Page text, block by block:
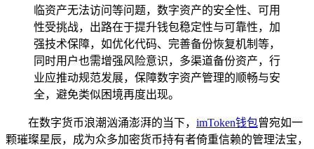
临资产无法访问等问题，数字资产的安全性、可用
性受挑战，出路在于提升钱包稳定性与可靠性，加
强技术保障，如优化代码、完善备份恢复机制等，
同时用户也需增强风险意识，多渠道备份资产，行
业应推动规范发展，保障数字资产管理的顺畅与安
全，避免类似困境再度出现。
在数字货币浪潮汹涌澎湃的当下， imToken钱包曾宛如一
颗璀璨星辰，成为众多加密货币持有者倚重信赖的管理法宝，